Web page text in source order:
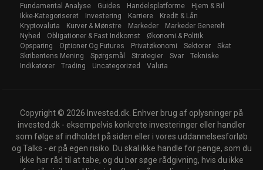
Fundamental Analyse
Guides Handelsplatforme
Hjem & Bil
Ikke-Kategoriseret
Investering Karriere
Kredit & Lån
Kryptovaluta
Kurver & Mønstre Markeder
Markeder Generelt
Nyhed
Obligationer & Fast Indkomst
Økonomi & Politik
Opsparing
Optioner Og Futures Privatøkonomi Sektorer
Skat
Skribentens Mening
Spørgsmål Strategier Svar
Tekniske
Indikatorer
Trading Uncategorized Valuta
Copyright © 2026 Invested.dk. Enhver brug af oplysninger på
invested.dk - eksempelvis konkrete investeringer eller handler
som følge af indholdet på siden eller i vores uddannelsesforløb
og Talks - er på egen risiko. Du skal ikke handle for penge, som du
ikke har råd til at tabe, og du bør søge rådgivning, hvis du ikke